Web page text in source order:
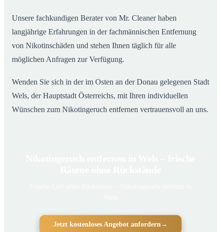
Unsere fachkundigen Berater von Mr. Cleaner haben
langjährige Erfahrungen in der fachmännischen Entfernung
von Nikotinschäden und stehen Ihnen täglich für alle
möglichen Anfragen zur Verfügung.
Wenden Sie sich in der im Osten an der Donau gelegenen Stadt
Wels, der Hauptstadt Österreichs, mit Ihren individuellen
Wünschen zum Nikotingeruch entfernen vertrauensvoll an uns.
Jetzt kostenloses Angebot anfordern →